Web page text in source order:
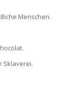
Menschen.
Sklaverei.